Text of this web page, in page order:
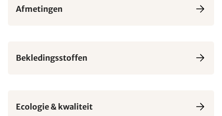
Afmetingen
Bekledingsstoffen
Ecologie & kwaliteit